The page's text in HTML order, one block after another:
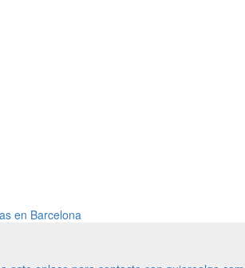
en Barcelona